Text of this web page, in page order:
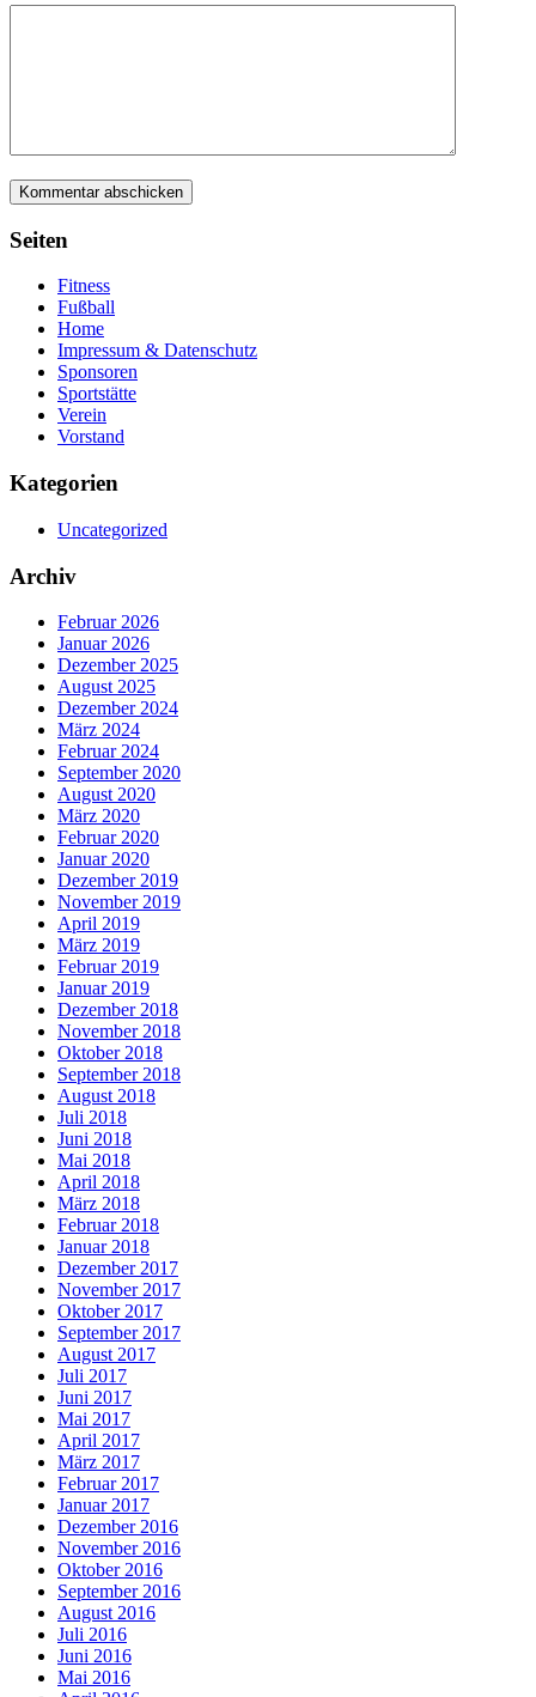
Seiten
Fitness
Fußball
Home
Impressum & Datenschutz
Sponsoren
Sportstätte
Verein
Vorstand
Kategorien
Uncategorized
Archiv
Februar 2026
Januar 2026
Dezember 2025
August 2025
Dezember 2024
März 2024
Februar 2024
September 2020
August 2020
März 2020
Februar 2020
Januar 2020
Dezember 2019
November 2019
April 2019
März 2019
Februar 2019
Januar 2019
Dezember 2018
November 2018
Oktober 2018
September 2018
August 2018
Juli 2018
Juni 2018
Mai 2018
April 2018
März 2018
Februar 2018
Januar 2018
Dezember 2017
November 2017
Oktober 2017
September 2017
August 2017
Juli 2017
Juni 2017
Mai 2017
April 2017
März 2017
Februar 2017
Januar 2017
Dezember 2016
November 2016
Oktober 2016
September 2016
August 2016
Juli 2016
Juni 2016
Mai 2016